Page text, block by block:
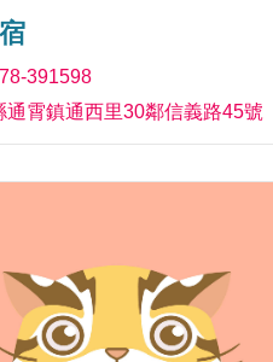
391598
通霄鎮通西里30鄰信義路45號